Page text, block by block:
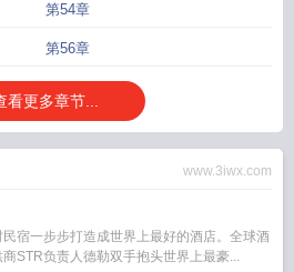
第54章
第56章
看更多章节...
www.3iwx.com
宿一步步打造成世界上最好的酒店。全球酒
STR负责人德勒双手抱头世界上最豪...